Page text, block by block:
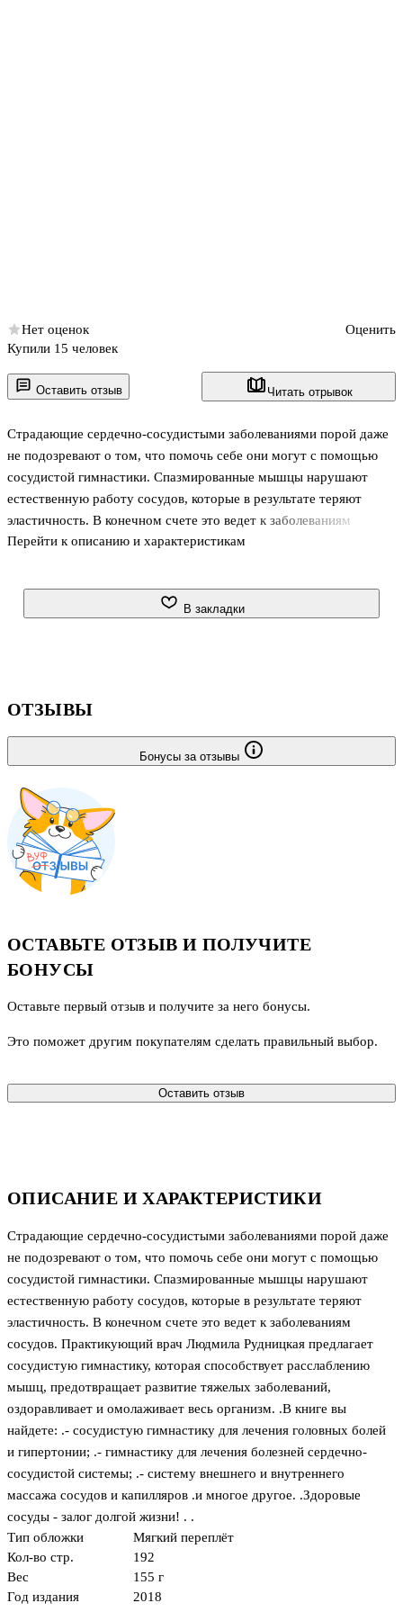
Оставить отзыв Читать отрывок
Страдающие сердечно-сосудистыми заболеваниями порой даже
не подозревают о том, что помочь себе они могут с помощью
сосудистой гимнастики. Спазмированные мышцы нарушают
естественную работу сосудов, которые в результате теряют
эластичность. В конечном счете это ведет к заболеваниям
сосудов. Практикующий врач Людмила Рудницкая предлагает
оздоравливает и омолаживает весь организм. .В книге вы
Перейти к описанию и характеристикам
Нет оценок
Оценить
Купили 15 человек
В закладки
ОПИСАНИЕ И ХАРАКТЕРИСТИКИ
Страдающие сердечно-сосудистыми заболеваниями порой даже
не подозревают о том, что помочь себе они могут с помощью
сосудистой гимнастики. Спазмированные мышцы нарушают
естественную работу сосудов, которые в результате теряют
эластичность. В конечном счете это ведет к заболеваниям
сосудов. Практикующий врач Людмила Рудницкая предлагает
сосудистую гимнастику, которая способствует расслаблению
мышц, предотвращает развитие тяжелых заболеваний,
оздоравливает и омолаживает весь организм. .В книге вы
найдете: .- сосудистую гимнастику для лечения головных болей
и гипертонии; .- гимнастику для лечения болезней сердечно-
сосудистой системы; .- систему внешнего и внутреннего
массажа сосудов и капилляров .и многое другое. .Здоровые
сосуды - залог долгой жизни! . .
Тип обложки
Мягкий переплёт
Кол-во стр.
192
Вес
155 г
Год издания
2018
ОТЗЫВЫ
Бонусы за отзывы
ОСТАВЬТЕ ОТЗЫВ И ПОЛУЧИТЕ
БОНУСЫ
Оставьте первый отзыв и получите за него бонусы.
Это поможет другим покупателям сделать правильный выбор.
Оставить отзыв